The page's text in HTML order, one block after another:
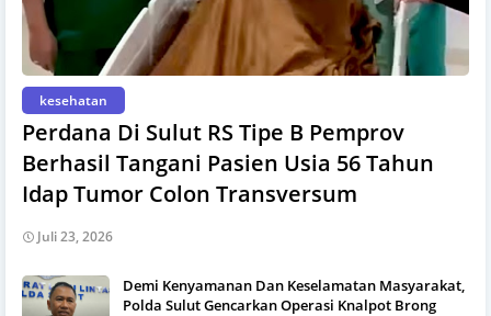
kesehatan
Perdana Di Sulut RS Tipe B Pemprov
Berhasil Tangani Pasien Usia 56 Tahun
Idap Tumor Colon Transversum
Juli 23, 2026
Demi Kenyamanan Dan Keselamatan Masyarakat,
Polda Sulut Gencarkan Operasi Knalpot Brong